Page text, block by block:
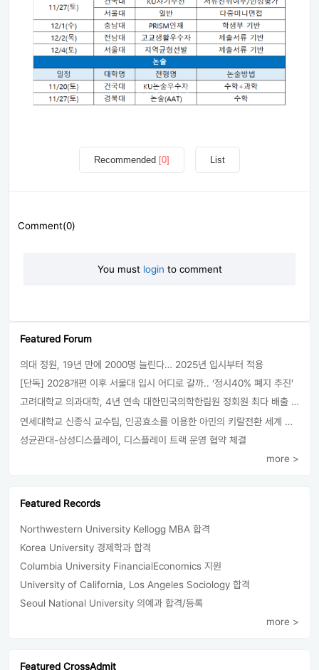
Recommended [0] List
Comment(0)
You must login to comment
Featured Forum
의대 정원, 19년 만에 2000명 늘린다… 2025년 입시부터 적용
[단독] 2028개편 이후 서울대 입시 어디로 갈까.. ‘정시40% 폐지 추진’
고려대학교 의과대학, 4년 연속 대한민국의학한림원 정회원 최다 배출 外
연세대학교 신종식 교수팀, 인공효소를 이용한 아민의 키랄전환 세계 최초로 성공
성균관대-삼성디스플레이, 디스플레이 트랙 운영 협약 체결
more >
Featured Records
Northwestern University Kellogg MBA 합격
Korea University 경제학과 합격
Columbia University FinancialEconomics 지원
University of California, Los Angeles Sociology 합격
Seoul National University 의예과 합격/등록
more >
Featured CrossAdmit